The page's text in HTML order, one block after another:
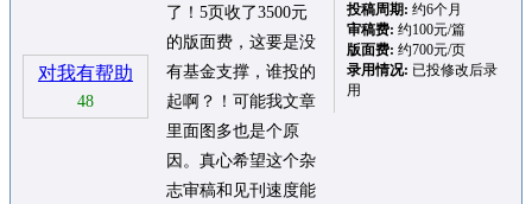
对我有帮助
48
了！5页收了3500元
的版面费，这要是没
有基金支撑，谁投的
起啊？！可能我文章
里面图多也是个原
因。真心希望这个杂
志审稿和见刊速度能
投稿周期: 约6个月
审稿费: 约100元/篇
版面费: 约700元/页
录用情况: 已投修改后录
用